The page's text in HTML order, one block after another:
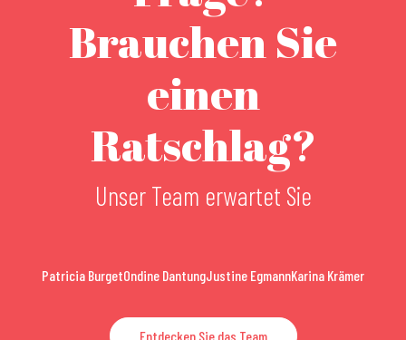
Brauchen Sie
einen
Ratschlag?
Unser Team erwartet Sie
Patricia BurgetOndine DantungJustine EgmannKarina Krämer
Entdecken Sie das Team